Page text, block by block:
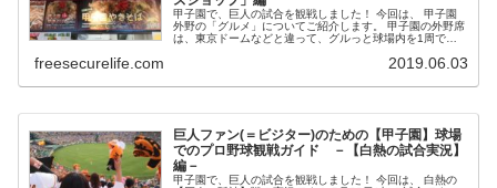
甲子園で、巨人の試合を観戦しました！ 今回は、 甲子園
外野の「グルメ」についてご紹介します。 甲子園の外野席
は、東京ドームなどと違って、グルっと球場内を1周でき
freesecurelife.com 2019.06.03
巨人ファン(＝ビジター)のための【甲子園】球場
でのプロ野球観戦ガイド －【白熱の試合実況】
編－
甲子園で、巨人の試合を観戦しました！ 今回は、 白熱の